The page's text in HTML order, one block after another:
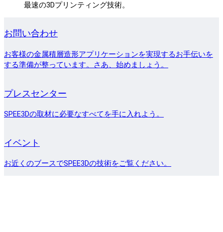
最速の3Dプリンティング技術。
お問い合わせ
お客様の金属積層造形アプリケーションを実現するお手伝いを
する準備が整っています。さあ、始めましょう。
プレスセンター
SPEE3Dの取材に必要なすべてを手に入れよう。
イベント
お近くのブースでSPEE3Dの技術をご覧ください。